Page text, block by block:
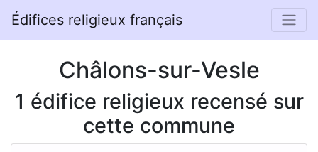
Édifices religieux français
Châlons-sur-Vesle
1 édifice religieux recensé sur
cette commune